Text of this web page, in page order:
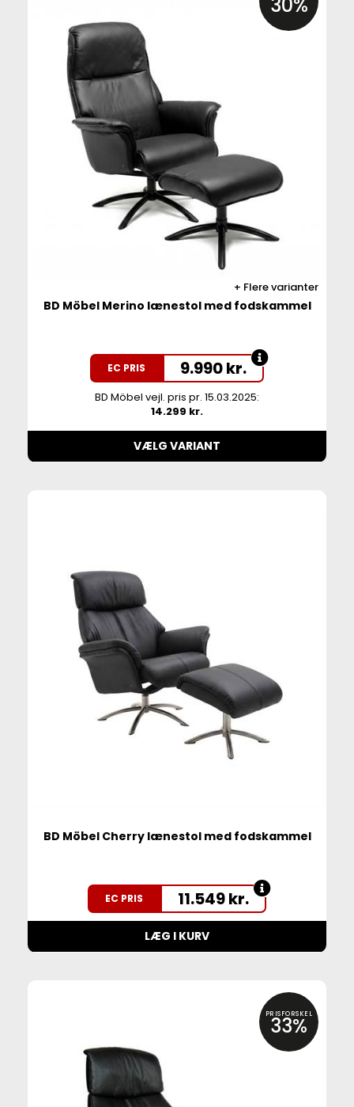
Flere varianter
BD Möbel Merino lænestol med fodskammel
EC PRIS 9.990kr.
BD Möbel vejl. pris pr. 15.03.2025:
14.299 kr.
VÆLG VARIANT
BD Möbel Cherry lænestol med fodskammel
EC PRIS 11.549kr.
LÆG I KURV
PRISFORSKEL
33%